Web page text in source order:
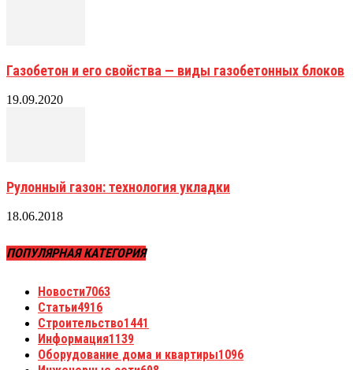
Газобетон и его свойства — виды газобетонных блоков
19.09.2020
Рулонный газон: технология укладки
18.06.2018
ПОПУЛЯРНАЯ КАТЕГОРИЯ
Новости7063
Статьи4916
Строительство1441
Информация1139
Оборудование дома и квартиры1096